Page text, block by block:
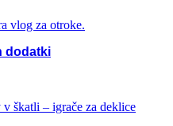
dodatki